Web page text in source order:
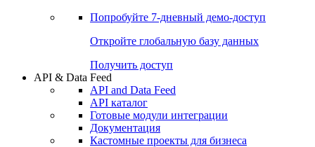
Попробуйте 7-дневный демо-доступ
Откройте глобальную базу данных
Получить доступ
API & Data Feed
API and Data Feed
API каталог
Готовые модули интеграции
Документация
Кастомные проекты для бизнеса